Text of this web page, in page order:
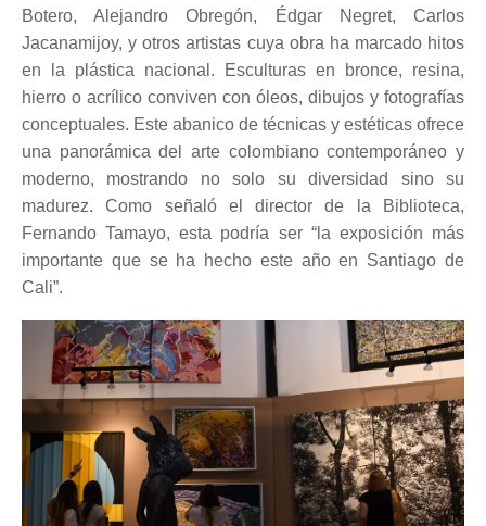
Botero, Alejandro Obregón, Édgar Negret, Carlos
Jacanamijoy, y otros artistas cuya obra ha marcado hitos
en la plástica nacional. Esculturas en bronce, resina,
hierro o acrílico conviven con óleos, dibujos y fotografías
conceptuales. Este abanico de técnicas y estéticas ofrece
una panorámica del arte colombiano contemporáneo y
moderno, mostrando no solo su diversidad sino su
madurez. Como señaló el director de la Biblioteca,
Fernando Tamayo, esta podría ser “la exposición más
importante que se ha hecho este año en Santiago de
Cali”.